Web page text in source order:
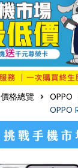
價格總覽 OPPO
OPPO